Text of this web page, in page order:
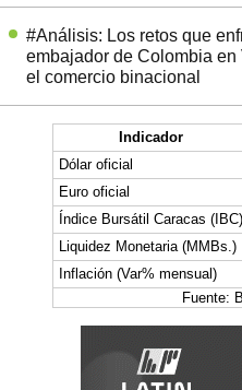
#Análisis: Los retos que
embajador de Colombia
el comercio binacional
Indicador
Dólar oficial
Euro oficial
Índice Bursátil Caracas (IBC)
Liquidez Monetaria (MMBs.)
Inflación (Var% mensual)
Fuente: